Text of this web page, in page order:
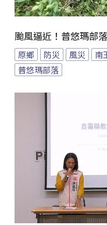
颱風逼近！普悠瑪部
原鄉 防災 風災 南
普悠瑪部落